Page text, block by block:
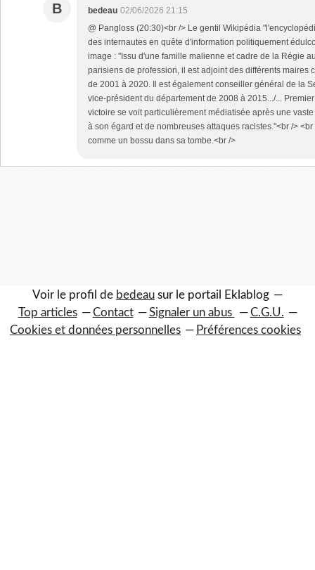
B bedeau 02/06/2026 21:15
@ Pangloss (20:30)<br /> Le gentil Wikipédia
des internautes en quête d'information politiquement
image : "Issu d'une famille malienne et cadre de la Régie
parisiens de profession, il est adjoint des différents maires
de 2001 à 2020. Il est également conseiller général de la
vice-président du département de 2008 à 2015.../...
victoire se voit particulièrement médiatisée après une
à son égard et de nombreuses attaques racistes."<br />
comme un bossu dans sa tombe.<br />
Voir le profil de bedeau sur le portail Eklablog
Top articles
Contact Signaler un abus
C.G.U.
Cookies et données personnelles
Préférences cookies